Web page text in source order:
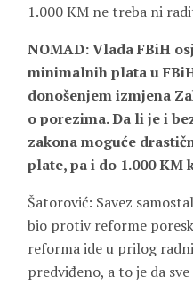
1.000 KM ne treba ni
NOMAD: Vlada FBiH
minimalnih plata u
donošenjem izmjena
o porezima. Da li je i
zakona moguće
plate, pa i do 1.000 KM
Šatorović: Savez
bio protiv reforme
reforma ide u prilog
predviđeno, a to je da